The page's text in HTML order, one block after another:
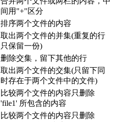
间用"+"区分
排序两个文件的内容
取出两个文件的并集(重复的行
只保留一份)
删除交集，留下其他的行
取出两个文件的交集(只留下同
时存在于两个文件中的文件)
比较两个文件的内容只删除
'file1' 所包含的内容
比较两个文件的内容只删除